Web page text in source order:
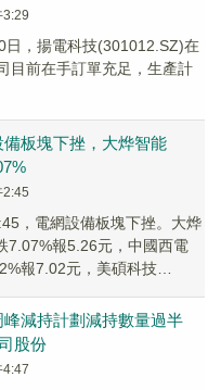
日，揚電科技(301012.SZ)在
目前在手訂單充足，生產計
備板塊下挫，大烨智能
，電網設備板塊下挫。大烨
7.07%報5.26元，中國西電
報7.02元，美碩科技
減持計劃減持數量過半
股份